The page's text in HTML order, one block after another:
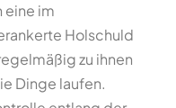
eine im
Holschuld
zu ihnen
Dinge laufen.